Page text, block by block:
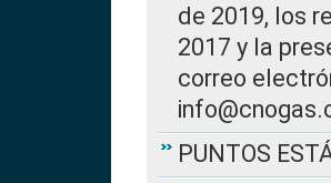
de 2019, los
2017 y la
correo
PUNTOS